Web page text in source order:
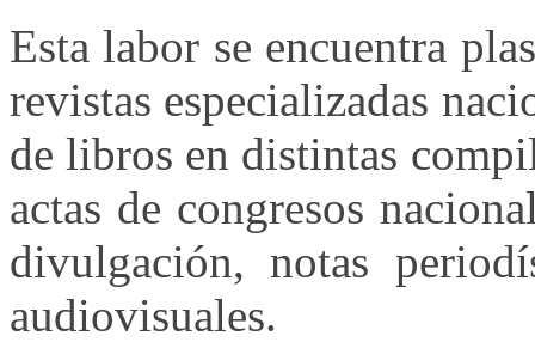
Esta labor se encuentra
revistas especializadas
de libros en distintas
actas de congresos
divulgación, notas
audiovisuales.